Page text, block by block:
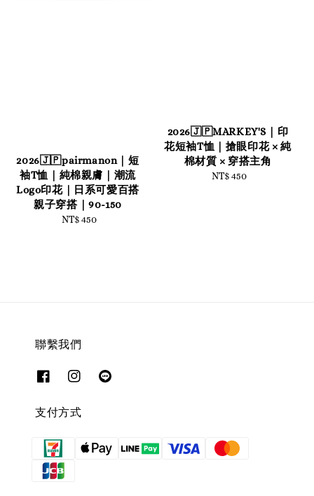
2026🇯🇵pairmanon｜短
袖T恤｜純棉親膚｜潮流
Logo印花｜日系可愛百搭
親子穿搭｜90-150
Regular
NT$ 450
2026🇯🇵MARKEY'S｜印
花短袖T恤｜搶眼印花 × 純
棉材質 × 穿搭主角
Regular
NT$ 450
聯繫我們
支付方式